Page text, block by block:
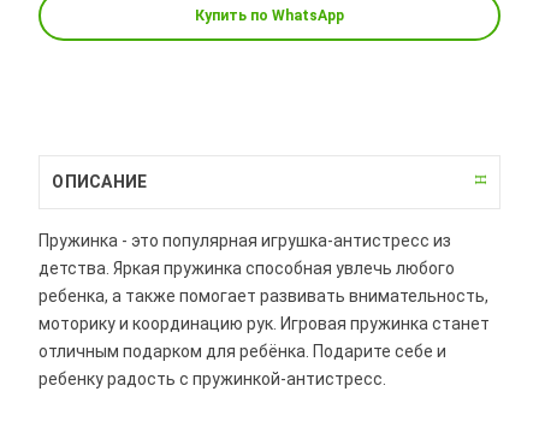
Купить по WhatsApp
ОПИСАНИЕ
Пружинка - это популярная игрушка-антистресс из
детства. Яркая пружинка способная увлечь любого
ребенка, а также помогает развивать внимательность,
моторику и координацию рук. Игровая пружинка станет
отличным подарком для ребёнка. Подарите себе и
ребенку радость с пружинкой-антистресс.